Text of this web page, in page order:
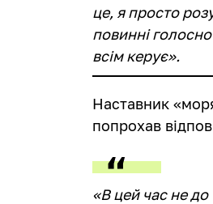
це, я просто
повинні
всім керує».
Наставник
попрохав
«В цей час не